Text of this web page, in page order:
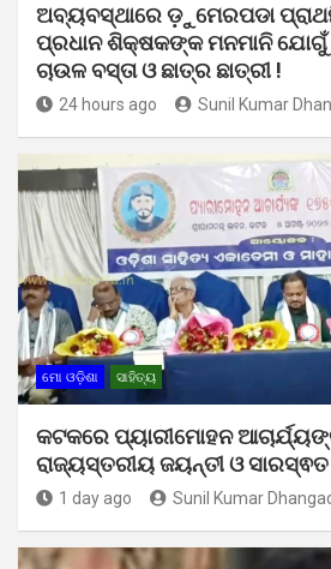
ଅବ୍ୟବସ୍ଥାରେ ଡ଼ୁମେରପଡା
ପ୍ରଧାନ ଶିକ୍ଷକଙ୍କ ମନମାନି ଯୋଗୁଁ
ଚାଉଳ ବସ୍ତା ଓ ଛାତ୍ର ଛାତ୍ରୀ !
24 hours ago Sunil Kumar
ମୋ ଓଡ଼ିଶା ସାହିତ୍ୟ
କଟକରେ ପ୍ୟାରୀମୋହନ
ରାଜ୍ୟସ୍ତରୀୟ ଜୟନ୍ତୀ ଓ
1 day ago Sunil Kumar